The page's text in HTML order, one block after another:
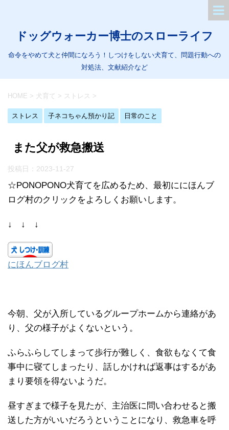
ドッグウォーカー博士のスローライフ
命令をやめて犬と仲間になろう！しつけをしない犬育て、問題行動への
対処法、文献紹介など
HOME > 犬育て > ストレス >
ストレス 子ネコちゃん預かり記 日常のこと
また父が救急搬送
投稿日： 2023-11-27
☆PONOPONO犬育てを広めるため、最初ににほんブ
ログ村のクリックをよろしくお願いします。
↓ ↓ ↓
にほんブログ村
今朝、父が入所しているグループホームから連絡があ
り、父の様子がよくないという。
ふらふらしてしまって歩行が難しく、食欲もなくて食
事中に寝てしまったり、話しかければ返事はするがあ
まり要領を得ないようだ。
昼すぎまで様子を見たが、主治医に問い合わせると搬
送した方がいいだろうということになり、救急車を呼